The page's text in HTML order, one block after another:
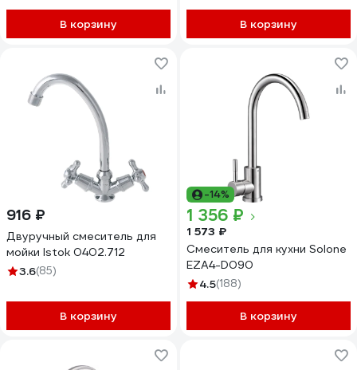
В корзину В корзину
916 ₽
Двуручный смеситель для
мойки Istok 0402.712
3.6(85)
В корзину
-14%
1 356 ₽
1 573 ₽
Смеситель для кухни Solone
EZA4-D090
4.5(188)
В корзину